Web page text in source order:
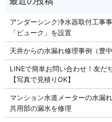
アンダーシンク浄水器取付工事
「ビューク」を設置
天井からの水漏れ修理事例（豊
LINEで簡単お問い合わせ！友だ
【写真で見積りOK】
マンション水道メーターの水漏
共用部の漏水を修理